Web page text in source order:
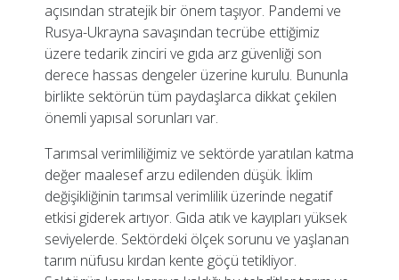
açısından stratejik bir önem taşıyor. Pandemi ve
Rusya-Ukrayna savaşından tecrübe ettiğimiz
üzere tedarik zinciri ve gıda arz güvenliği son
derece hassas dengeler üzerine kurulu. Bununla
birlikte sektörün tüm paydaşlarca dikkat çekilen
önemli yapısal sorunları var.
Tarımsal verimliliğimiz ve sektörde yaratılan katma
değer maalesef arzu edilenden düşük. İklim
değişikliğinin tarımsal verimlilik üzerinde negatif
etkisi giderek artıyor. Gıda atık ve kayıpları yüksek
seviyelerde. Sektördeki ölçek sorunu ve yaşlanan
tarım nüfusu kırdan kente göçü tetikliyor.